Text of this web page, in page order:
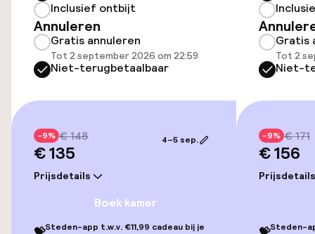
Toegankelijkheid
Lift
Entertainment
Gratis wifi
Eet- en drinkgelegenheden
Inclusief ontbijt
Annuleren
Gratis annuleren
Tot 2 september 2026 om 22:59
Niet-terugbetaalbaar
-9% € 148
€ 135
Prijsdetails
4–5 sep.
Boek kamer
Steden-app t.w.v. €11,99 cadeau bij je
Gratis
Tot 2
Niet-
-9% € 171
€ 156
Prijsdetails
Steden-